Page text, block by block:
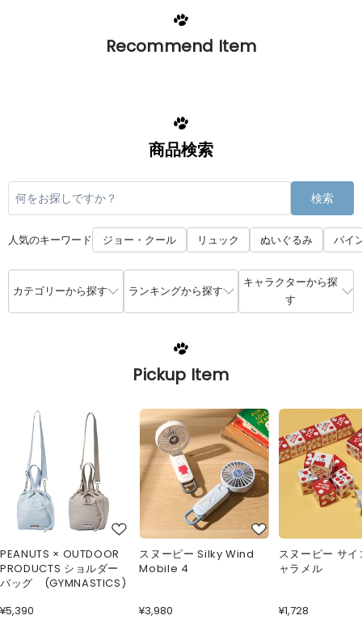
Recommend Item
商品検索
検索
人気のキーワード ジョー・クール リュック ぬいぐるみ パイ
カテゴリーから探す ランキングから探す
キャラクターから探
す
Pickup Item
PEANUTS × OUTDOOR
PRODUCTS ショルダー
バッグ (GYMNASTICS)
¥5,390
スヌーピー Silky Wind
Mobile 4
¥3,980
スヌーピー サ
ャラメル
¥1,728